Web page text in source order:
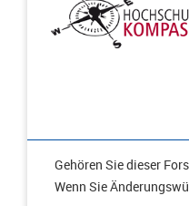
Gehören Sie dieser
Wenn Sie